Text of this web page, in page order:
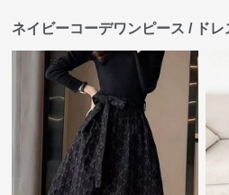
ネイビーコーデワンピース / ド